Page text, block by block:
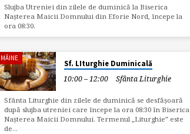
Slujba Utreniei din zilele de duminică la Biserica
Nașterea Maicii Domnului din Eforie Nord, începe la
ora 08:30.
MÂINE
Sf. LIturghie Duminicală
10:00 – 12:00
Sfânta Liturghie
Sfânta Liturghie din zilele de duminică se desfășoară
după slujba utreniei care începe la ora 08:30 în Biserica
Nașterea Maicii Domnului. Termenul „Liturghie” este
de…